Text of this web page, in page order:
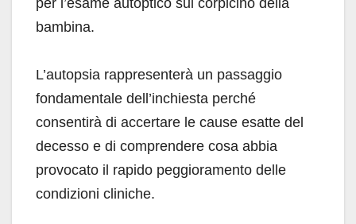
per l’esame autoptico sul corpicino della
bambina.
L’autopsia rappresenterà un passaggio
fondamentale dell’inchiesta perché
consentirà di accertare le cause esatte del
decesso e di comprendere cosa abbia
provocato il rapido peggioramento delle
condizioni cliniche.